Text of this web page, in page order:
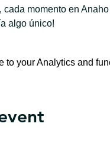
momento en
algo único!
to your Analytics and